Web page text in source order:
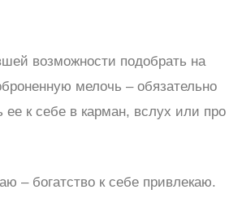
возможности подобрать на
мелочь – обязательно
ее к себе в карман, вслух или про
– богатство к себе привлекаю.